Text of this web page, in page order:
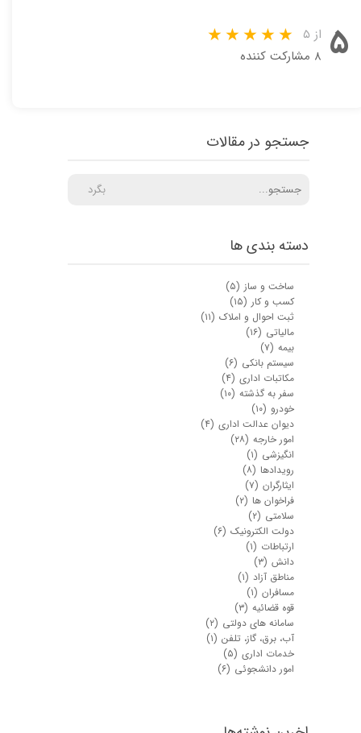
۵ از ۵
۸ مشارکت کننده
دسته بندی ها
ساخت و ساز (۵)
کسب و کار (۱۵)
ثبت احوال و املاک (۱۱)
مالیاتی (۱۶)
بیمه (۷)
سیستم بانکی (۶)
مکاتبات اداری (۴)
سفر به گذشته (۱۰)
خودرو (۱۰)
دیوان عدالت اداری (۴)
امور خارجه (۲۸)
انگیزشی (۱)
رویدادها (۸)
ایثارگران (۷)
فراخوان ها (۲)
سلامتی (۲)
دولت الکترونیک (۶)
ارتباطات (۱)
دانش (۳)
مناطق آزاد (۱)
مسافران (۱)
قوه قضائیه (۳)
سامانه های دولتی (۲)
آب، برق، گاز، تلفن (۱)
خدمات اداری (۵)
امور دانشجوئی (۶)
جستجو در مقالات
بگرد